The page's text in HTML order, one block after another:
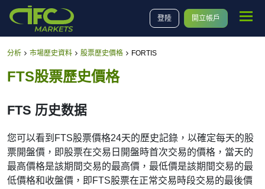
登陸 開立帳戶
分析 市場歷史資料 股票歷史價格 FORTIS
FTS股票歷史價格
FTS 历史数据
您可以看到FTS股票價格24天的歷史記錄，以確定每天的股
票開盤價，即股票在交易日開盤時首次交易的價格，當天的
最高價格是該期間交易的最高價，最低價是該期間交易的最
低價格和收盤價，即FTS股票在正常交易時段交易的最後價